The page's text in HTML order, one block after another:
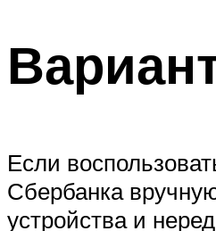
Если
Сбербанка
устройства и